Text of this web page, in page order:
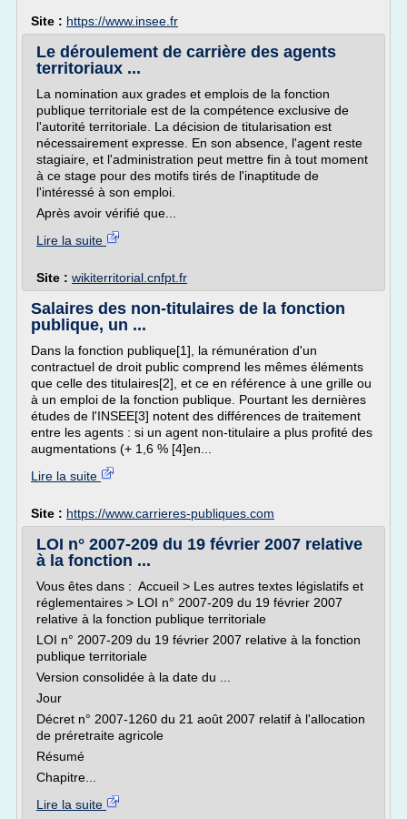
Site : https://www.insee.fr
Le déroulement de carrière des agents
territoriaux ...
La nomination aux grades et emplois de la fonction
publique territoriale est de la compétence exclusive de
l'autorité territoriale. La décision de titularisation est
nécessairement expresse. En son absence, l'agent reste
stagiaire, et l'administration peut mettre fin à tout moment
à ce stage pour des motifs tirés de l'inaptitude de
l'intéressé à son emploi.
Après avoir vérifié que...
Lire la suite
Site : wikiterritorial.cnfpt.fr
Salaires des non-titulaires de la fonction
publique, un ...
Dans la fonction publique[1], la rémunération d'un
contractuel de droit public comprend les mêmes éléments
que celle des titulaires[2], et ce en référence à une grille ou
à un emploi de la fonction publique. Pourtant les dernières
études de l'INSEE[3] notent des différences de traitement
entre les agents : si un agent non-titulaire a plus profité des
augmentations (+ 1,6 % [4]en...
Lire la suite
Site : https://www.carrieres-publiques.com
LOI n° 2007-209 du 19 février 2007 relative
à la fonction ...
Vous êtes dans : Accueil > Les autres textes législatifs et
réglementaires > LOI n° 2007-209 du 19 février 2007
relative à la fonction publique territoriale
LOI n° 2007-209 du 19 février 2007 relative à la fonction
publique territoriale
Version consolidée à la date du ...
Jour
Décret n° 2007-1260 du 21 août 2007 relatif à l'allocation
de préretraite agricole
Résumé
Chapitre...
Lire la suite